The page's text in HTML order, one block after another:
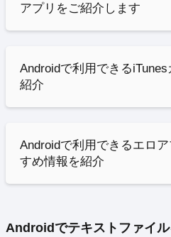
アプリをご紹介します
Androidで利用できる
紹介
Androidで利用できるエロ
すめ情報を紹介
Androidでテキストファイ